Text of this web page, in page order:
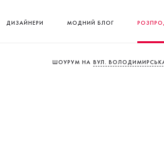
ДИЗАЙНЕРИ МОДНИЙ БЛОГ
ШОУРУМ НА ВУЛ.